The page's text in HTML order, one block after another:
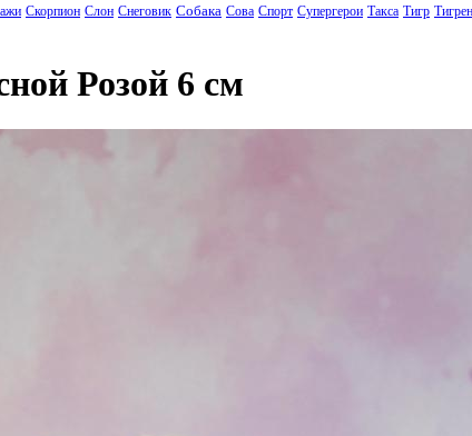
Скорпион Слон Снеговик Собака Сова Спорт Супергерои Такса Тигр
Розой 6 см